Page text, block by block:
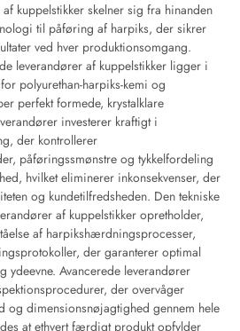
kuppelstikker skelner sig fra hinanden
til påføring af harpiks, der sikrer
ved hver produktionsomgang.
leverandører af kuppelstikker ligger i
polyurethan-harpiks-kemi og
perfekt formede, krystalklare
investerer kraftigt i
der kontrollerer
påføringssmønstre og tykkelfordeling
hvilket eliminerer inkonsekvenser, der
og kundetilfredsheden. Den tekniske
af kuppelstikker opretholder,
af harpikshærdningsprocesser,
der garanterer optimal
ydeevne. Avancerede leverandører
der overvåger
og dimensionsnøjagtighed gennem hele
at ethvert færdigt produkt opfylder